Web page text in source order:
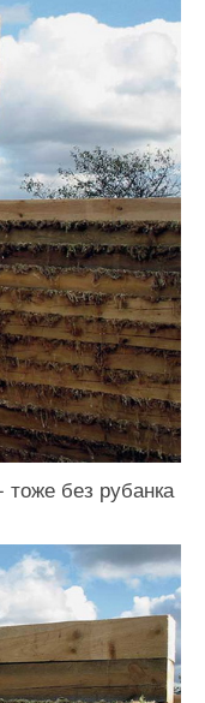
без рубанка